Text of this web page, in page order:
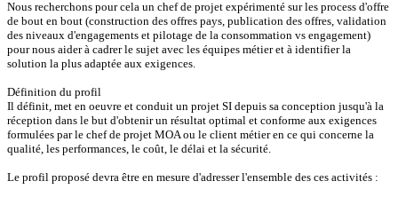
Nous recherchons pour cela un chef de projet expérimenté sur les process d'offre
de bout en bout (construction des offres pays, publication des offres, validation
des niveaux d'engagements et pilotage de la consommation vs engagement)
pour nous aider à cadrer le sujet avec les équipes métier et à identifier la
solution la plus adaptée aux exigences.
Définition du profil
Il définit, met en oeuvre et conduit un projet SI depuis sa conception jusqu'à la
réception dans le but d'obtenir un résultat optimal et conforme aux exigences
formulées par le chef de projet MOA ou le client métier en ce qui concerne la
qualité, les performances, le coût, le délai et la sécurité.
Le profil proposé devra être en mesure d'adresser l'ensemble des ces activités :